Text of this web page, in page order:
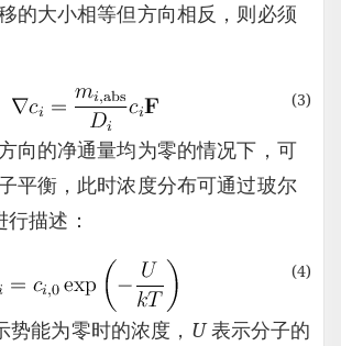
的大小相等但方向相反，则必须
(3)
向的净通量均为零的情况下，可
平衡，此时浓度分布可通过玻尔
行描述：
(4)
势能为零时的浓度， U表示分子的